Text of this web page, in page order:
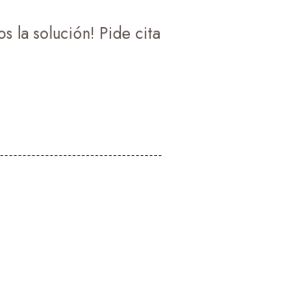
la solución! Pide cita